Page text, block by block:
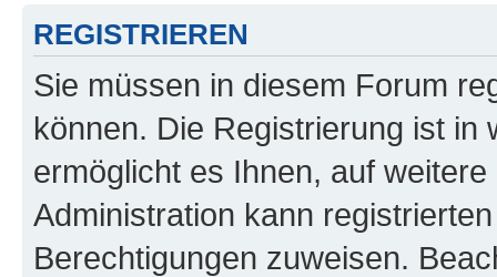
REGISTRIEREN
Sie müssen in diesem Forum
können. Die Registrierung ist in
ermöglicht es Ihnen, auf
Administration kann
Berechtigungen zuweisen.